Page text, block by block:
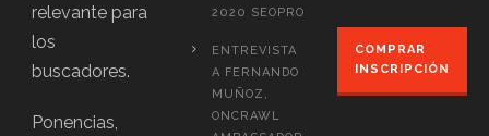
relevante para
los
buscadores.
Ponencias,
2020 SEOPRO
ENTREVISTA
A FERNANDO
MUÑOZ,
ONCRAWL
COMPRAR
INSCRIPCIÓN